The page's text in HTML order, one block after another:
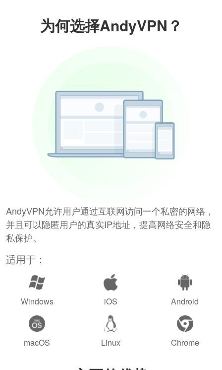
为何选择AndyVPN？
AndyVPN允许用户通过互联网访问一个私密的网络，
并且可以隐匿用户的真实IP地址，提高网络安全和隐
私保护。
适用于：
Windows iOS Android
macOS Linux Chrome